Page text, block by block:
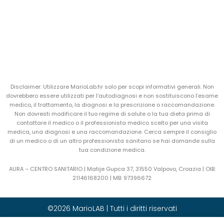
Disclaimer: Utilizzare MarioLab.hr solo per scopi informativi generali. Non
dovrebbero essere utilizzati per l’autodiagnosi e non sostituiscono l’esame
medico, il trattamento, la diagnosi e la prescrizione o raccomandazione.
Non dovresti modificare il tuo regime di salute o la tua dieta prima di
contattare il medico o il professionista medico scelto per una visita
medica, una diagnosi e una raccomandazione. Cerca sempre il consiglio
di un medico o di un altro professionista sanitario se hai domande sulla
tua condizione medica.
AURA – CENTRO SANITARIO | Matije Gupca 37, 31550 Valpovo, Croazia | OIB:
21146168200 | MB: 97396672
©2026 MarioLAB | Tutti i diritti riservati